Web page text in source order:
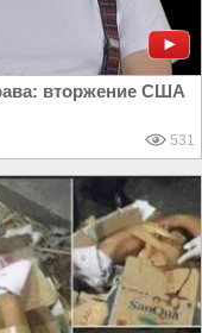
вторжение США
531